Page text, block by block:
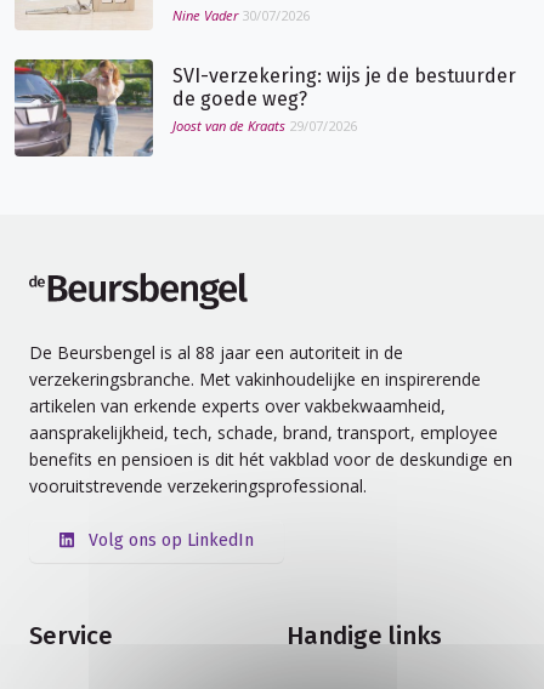
Nine Vader 30/07/2026
SVI-verzekering: wijs je de bestuurder
de goede weg?
Joost van de Kraats 29/07/2026
De Beursbengel is al 88 jaar een autoriteit in de
verzekeringsbranche. Met vakinhoudelijke en inspirerende
artikelen van erkende experts over vakbekwaamheid,
aansprakelijkheid, tech, schade, brand, transport, employee
benefits en pensioen is dit hét vakblad voor de deskundige en
vooruitstrevende verzekeringsprofessional.
Volg ons op LinkedIn
Service Handige links